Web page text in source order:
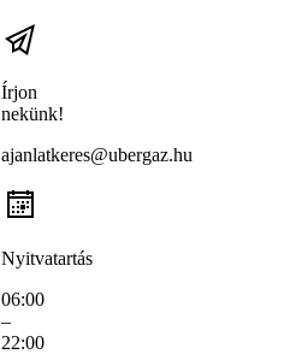
Írjon
nekünk!
ajanlatkeres@ubergaz.hu
Nyitvatartás
06:00
–
22:00